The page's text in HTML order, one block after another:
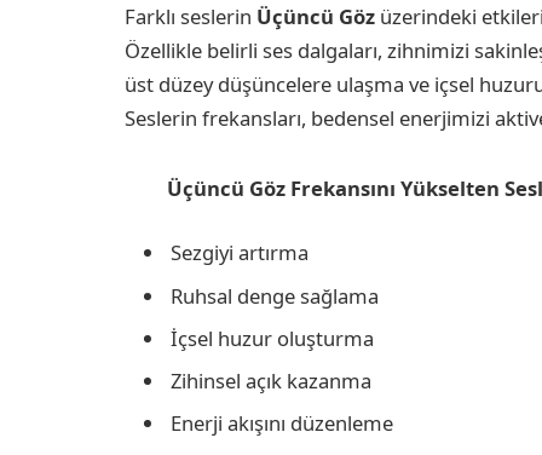
Farklı seslerin Üçüncü Göz üzerindeki
Özellikle belirli ses dalgaları, zihnimizi
üst düzey düşüncelere ulaşma ve içsel
Seslerin frekansları, bedensel enerjimizi
Üçüncü Göz Frekansını Yükselten
Sezgiyi artırma
Ruhsal denge sağlama
İçsel huzur oluşturma
Zihinsel açık kazanma
Enerji akışını düzenleme